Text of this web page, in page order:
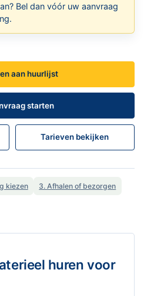
Bel dan vóór uw aanvraag
aan huurlijst
starten
Tarieven bekijken
kiezen 3. Afhalen of bezorgen
huren voor